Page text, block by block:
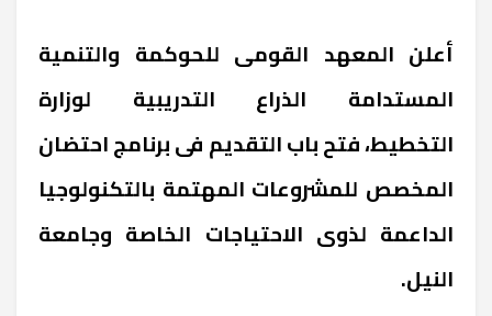
أعلن المعهد القومى للحوكمة والتنمية
المستدامة الذراع التدريبية لوزارة
التخطيط، فتح باب التقديم فى برنامج احتضان
المخصص للمشروعات المهتمة بالتكنولوجيا
الداعمة لذوى الاحتياجات الخاصة وجامعة
النيل.